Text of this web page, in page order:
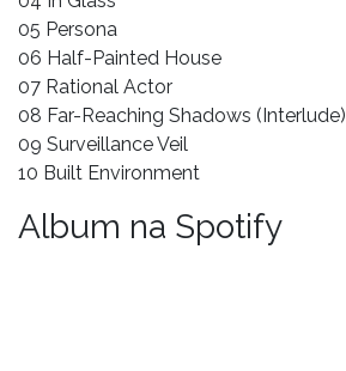
05 Persona
06 Half-Painted House
07 Rational Actor
08 Far-Reaching Shadows (Interlude)
09 Surveillance Veil
10 Built Environment
Album na Spotify